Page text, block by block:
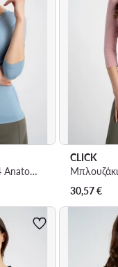
Μπλουζάκι 10-6824 Anatomic Fit
CLICK
30,57€